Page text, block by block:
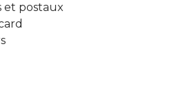
et postaux